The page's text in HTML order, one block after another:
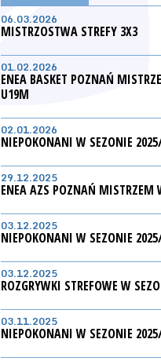
06.03.2026
MISTRZOSTWA STREFY 3X3
01.02.2026
ENEA BASKET POZNAŃ
U19M
02.01.2026
NIEPOKONANI W SEZONIE
29.12.2025
ENEA AZS POZNAŃ MISTRZEM
03.12.2025
NIEPOKONANI W SEZONIE
03.12.2025
ROZGRYWKI STREFOWE W
03.11.2025
NIEPOKONANI W SEZONIE